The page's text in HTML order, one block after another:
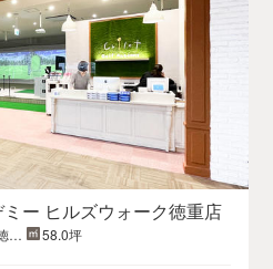
ー ヒルズウォーク徳重店
重
58.0坪